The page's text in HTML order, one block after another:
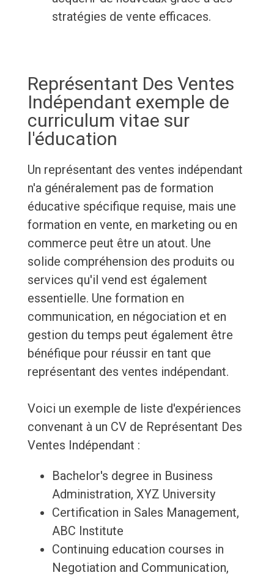
stratégies de vente efficaces.
Représentant Des Ventes
Indépendant exemple de
curriculum vitae sur
l'éducation
Un représentant des ventes indépendant
n'a généralement pas de formation
éducative spécifique requise, mais une
formation en vente, en marketing ou en
commerce peut être un atout. Une
solide compréhension des produits ou
services qu'il vend est également
essentielle. Une formation en
communication, en négociation et en
gestion du temps peut également être
bénéfique pour réussir en tant que
représentant des ventes indépendant.
Voici un exemple de liste d'expériences
convenant à un CV de Représentant Des
Ventes Indépendant :
Bachelor's degree in Business
Administration, XYZ University
Certification in Sales Management,
ABC Institute
Continuing education courses in
Negotiation and Communication,